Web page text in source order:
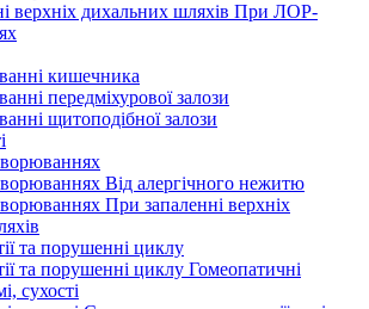
верхніх дихальних шляхів При ЛОР-
кишечника
передміхурової залози
щитоподібної залози
Від алергічного нежитю
При запаленні верхніх
та порушенні циклу
та порушенні циклу Гомеопатичні
сухості